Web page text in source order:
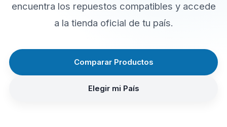
encuentra los repuestos compatibles y accede
a la tienda oficial de tu país.
Comparar Productos
Elegir mi País